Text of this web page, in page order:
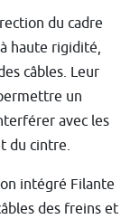
du cadre
haute rigidité,
câbles. Leur
un
avec les
du cintre.
intégré Filante
des freins et